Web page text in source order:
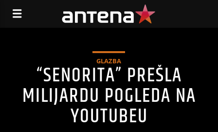
GLAZBA
“SENORITA” PREŠLA
MILIJARDU POGLEDA NA
YOUTUBEU